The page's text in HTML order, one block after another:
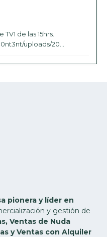
de las 15hrs.
uploads/20...
pionera y líder en
y gestión de
Ventas de Nuda
y Ventas con Alquiler